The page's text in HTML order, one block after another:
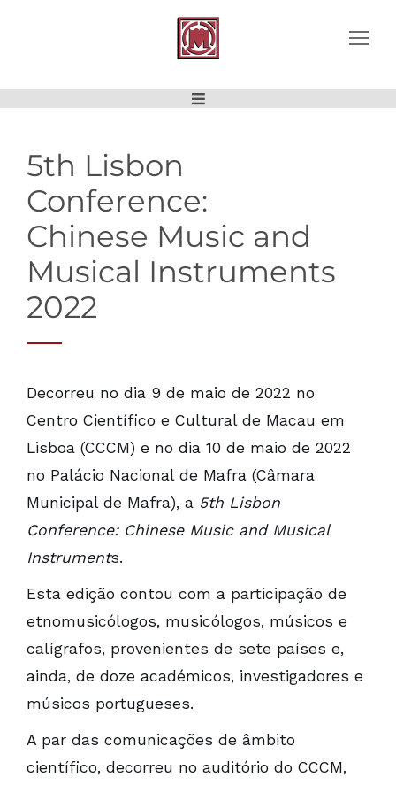
5th Lisbon
Conference:
Chinese Music and
Musical Instruments
2022
Decorreu no dia 9 de maio de 2022 no
Centro Científico e Cultural de Macau em
Lisboa (CCCM) e no dia 10 de maio de 2022
no Palácio Nacional de Mafra (Câmara
Municipal de Mafra), a 5th Lisbon
Conference: Chinese Music and Musical
Instruments.
Esta edição contou com a participação de
etnomusicólogos, musicólogos, músicos e
calígrafos, provenientes de sete países e,
ainda, de doze académicos, investigadores e
músicos portugueses.
A par das comunicações de âmbito
científico, decorreu no auditório do CCCM,